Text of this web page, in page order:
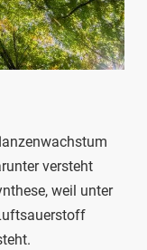
versteht
weil unter